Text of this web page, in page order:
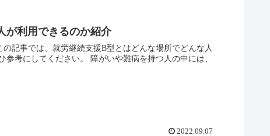
が利用できるのか紹介
記事では、就労継続支援B型とはどんな場所でどんな人
考にしてください。 障がいや難病を持つ人の中には、
2022.09.07